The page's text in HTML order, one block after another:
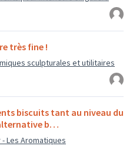
très fine !
sculpturales et utilitaires
biscuits tant au niveau du
b…
Les Aromatiques